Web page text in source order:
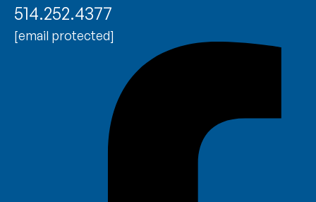
514.252.4377
[email protected]